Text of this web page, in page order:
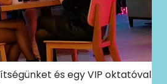
és egy VIP oktatóval